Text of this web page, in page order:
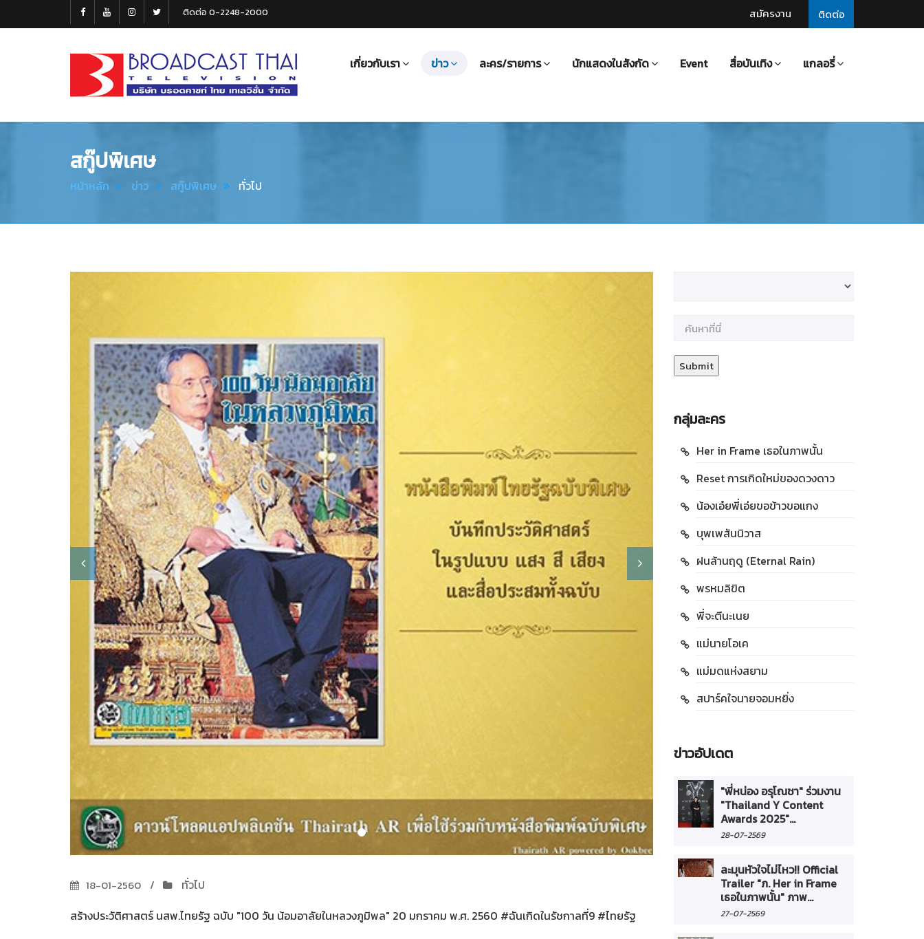
ติดต่อ
สมัครงาน
ติดต่อ 0-2248-2000
Thai
เกี่ยวกับเรา ข่าว ละคร/รายการ นักแสดงในสังกัด Event สื่อบันเทิง แกลอรี่
สกู๊ปพิเศษ
หน้าหลัก ข่าว สกู๊ปพิเศษ ทั่วไป
18-01-2560
ทั่วไป
สร้างประวัติศาสตร์ นสพ.ไทยรัฐ ฉบับ "100 วัน น้อมอาลัยในหลวงภูมิพล" 20 มกราคม พ.ศ. 2560 #ฉันเกิดในรัชกาลที่9 #ไทยรัฐ
กลุ่มละคร
Her in Frame เธอในภาพนั้น
Reset การเกิดใหม่ของดวงดาว
น้องเอ๋ยพี่เอ่ยขอข้าวขอแกง
บุพเพสันนิวาส
ฝนล้านฤดู (Eternal Rain)
พรหมลิขิต
พี่จะตีนะเนย
แม่นายโอเค
แม่มดแห่งสยาม
สปาร์คใจนายจอมหยิ่ง
ข่าวอัปเดต
"พี่หน่อง อรุโณชา" ร่วมงาน
"Thailand Y Content
Awards 2025"...
28-07-2569
ละมุนหัวใจไม่ไหว!! Official
Trailer "ภ. Her in Frame
เธอในภาพนั้น" ภาพ...
27-07-2569